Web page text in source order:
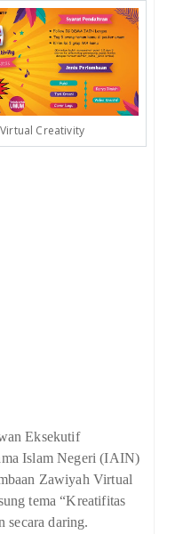
Creativity
Eksekutif
Islam Negeri (IAIN)
Zawiyah Virtual
tema “Kreatifitas
secara daring.